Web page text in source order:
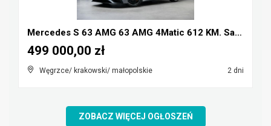
Mercedes S 63 AMG 63 AMG 4Matic 612 KM. Salon Pols...
Węgrzce/ krakowski/ małopolskie 2 dni
499 000,00 zł
ZOBACZ WIĘCEJ OGŁOSZEŃ